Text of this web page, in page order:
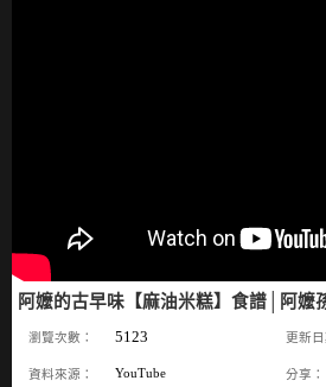
阿嬤的古早味【麻油米糕】食譜│阿嬤
瀏覽次數： 5123 更新日
資料來源： YouTube 分享：